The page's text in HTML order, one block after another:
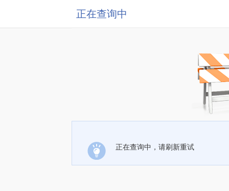
正在查询中
正在查询中，请刷新重试